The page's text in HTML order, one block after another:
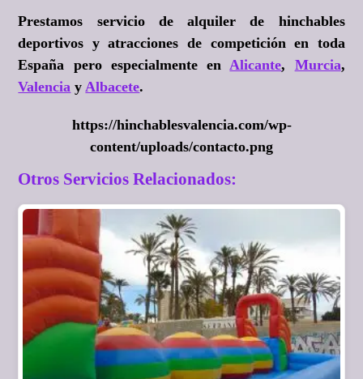
Prestamos servicio de alquiler de hinchables
deportivos y atracciones de competición en toda
España pero especialmente en Alicante, Murcia,
Valencia y Albacete.
https://hinchablesvalencia.com/wp-
content/uploads/contacto.png
Otros Servicios Relacionados: